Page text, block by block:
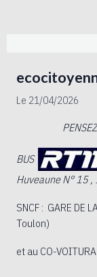
Le 21/04/2026
BUS
Huveaune N° 15
SNCF: GARE DE
Toulon)
et au CO-